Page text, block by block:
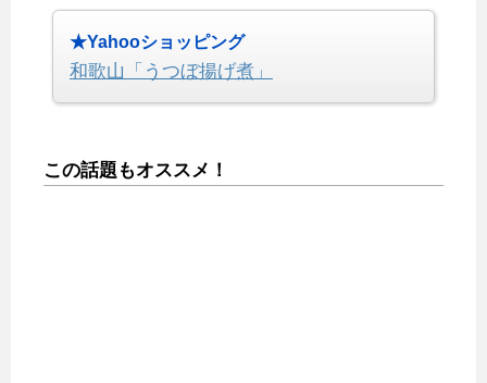
★Yahooショッピング
和歌山「うつぼ揚げ煮」
この話題もオススメ！